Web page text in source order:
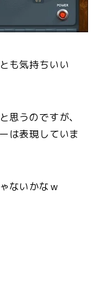
も気持ちいい
思うのですが、
は表現していま
ないかなｗ